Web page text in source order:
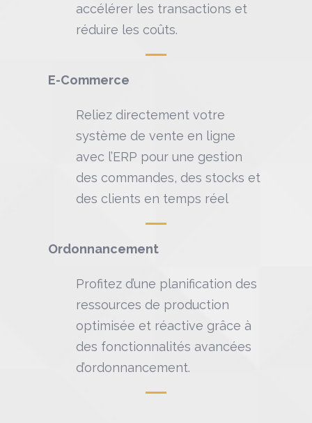
accélérer les transactions et
réduire les coûts.
E-Commerce
Reliez directement votre
système de vente en ligne
avec l’ERP pour une gestion
des commandes, des stocks et
des clients en temps réel
Ordonnancement
Profitez d’une planification des
ressources de production
optimisée et réactive grâce à
des fonctionnalités avancées
d’ordonnancement.